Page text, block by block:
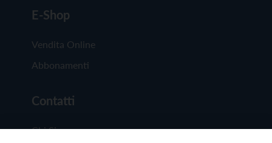
E-Shop
Vendita Online
Abbonamenti
Contatti
Chi Siamo